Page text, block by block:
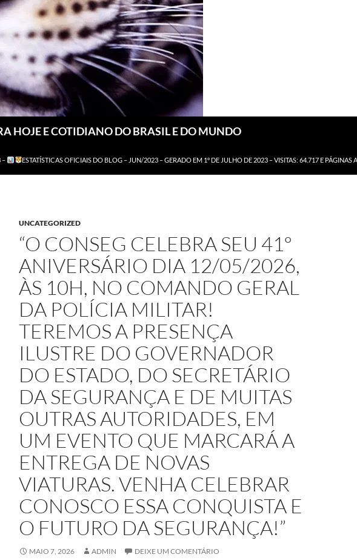
HOJE E COTIDIANO DO BRASIL E DO MUNDO
– ESTATÍSTICAS OFICIAIS DO BLOG – JUN/2023 – GERADO EM 1º DE JULHO DE 2023 – VISITAS: 64.717 E PÁGINAS
UNCATEGORIZED
“O CONSEG CELEBRA SEU 41º
ANIVERSÁRIO DIA 12/05/2026,
ÀS 10H, NO COMANDO GERAL
DA POLÍCIA MILITAR!
TEREMOS A PRESENÇA
ILUSTRE DO GOVERNADOR
DO ESTADO, DO SECRETÁRIO
DA SEGURANÇA E DE MUITAS
OUTRAS AUTORIDADES, EM
UM EVENTO QUE MARCARÁ A
ENTREGA DE NOVAS
VIATURAS. VENHA CELEBRAR
CONOSCO ESSA CONQUISTA E
O FUTURO DA SEGURANÇA!”
MAIO 7, 2026 ADMIN DEIXE UM COMENTÁRIO